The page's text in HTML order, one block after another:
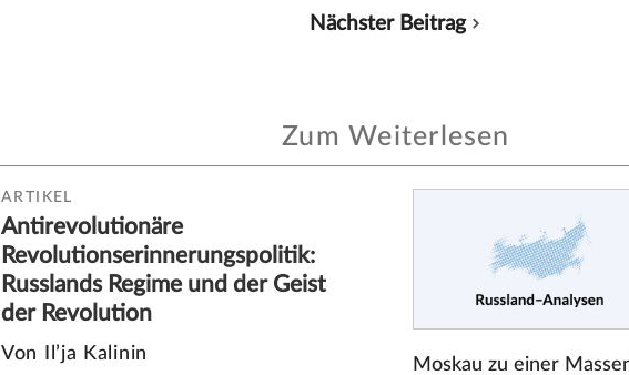
Nächster Beitrag
Zum Weiterlesen
ARTIKEL
Antirevolutionäre
Revolutionserinnerungspolitik:
Russlands Regime und der Geist
der Revolution
Von Il’ja Kalinin
Moskau zu einer